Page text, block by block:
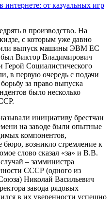
от казуальных игр
в производство. На
с которым уже давно
выпуск машины ЭВМ ЕС
был Виктор Владимирович
Герой Социалистического
в первую очередь с подачи
за право выпуска
было несколько
инициативу брестчан
на заводе были опытные
компонентов,
бюро, возникло стремление к
слово сказал «за» и В.В.
– замминистра
СССР (одного из
Николай Васильевич
завода рядовых
в их уверенности успешно